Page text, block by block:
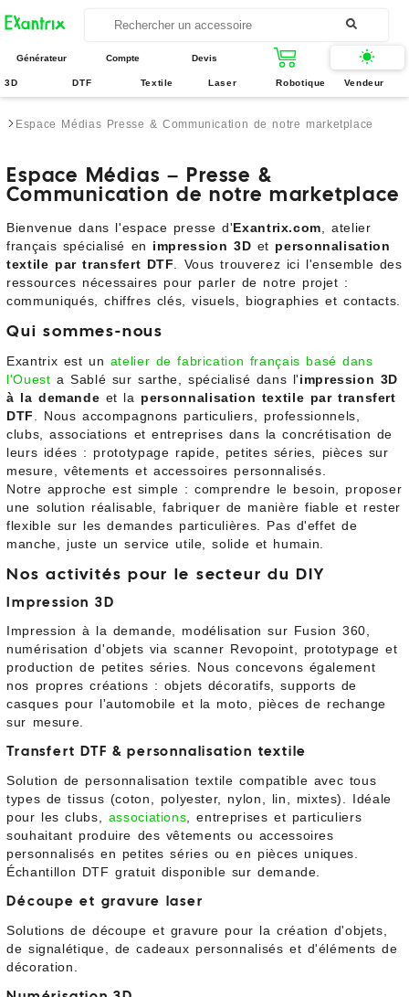
Générateur Compte Devis
3D DTF Textile Laser Robotique Vendeur
Espace Médias Presse & Communication de notre marketplace
Espace Médias – Presse &
Communication de notre marketplace
Bienvenue dans l'espace presse d' Exantrix.com , atelier
français spécialisé en impression 3D et personnalisation
textile par transfert DTF . Vous trouverez ici l'ensemble des
ressources nécessaires pour parler de notre projet :
communiqués, chiffres clés, visuels, biographies et contacts.
Qui sommes-nous
Exantrix est un atelier de fabrication français basé dans
l'Ouest a Sablé sur sarthe, spécialisé dans l' impression 3D
à la demande et la personnalisation textile par transfert
DTF . Nous accompagnons particuliers, professionnels,
clubs, associations et entreprises dans la concrétisation de
leurs idées : prototypage rapide, petites séries, pièces sur
mesure, vêtements et accessoires personnalisés.
Notre approche est simple : comprendre le besoin, proposer
une solution réalisable, fabriquer de manière fiable et rester
flexible sur les demandes particulières. Pas d'effet de
manche, juste un service utile, solide et humain.
Nos activités pour le secteur du DIY
Impression 3D
Impression à la demande, modélisation sur Fusion 360,
numérisation d'objets via scanner Revopoint, prototypage et
production de petites séries. Nous concevons également
nos propres créations : objets décoratifs, supports de
casques pour l'automobile et la moto, pièces de rechange
sur mesure.
Transfert DTF & personnalisation textile
Solution de personnalisation textile compatible avec tous
types de tissus (coton, polyester, nylon, lin, mixtes). Idéale
pour les clubs, associations, entreprises et particuliers
souhaitant produire des vêtements ou accessoires
personnalisés en petites séries ou en pièces uniques.
Échantillon DTF gratuit disponible sur demande.
Découpe et gravure laser
Solutions de découpe et gravure pour la création d'objets,
de signalétique, de cadeaux personnalisés et d'éléments de
décoration.